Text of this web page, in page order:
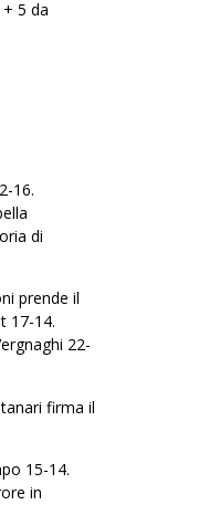
5 da
16.
di
prende il
17-14.
22-
firma il
15-14.
in